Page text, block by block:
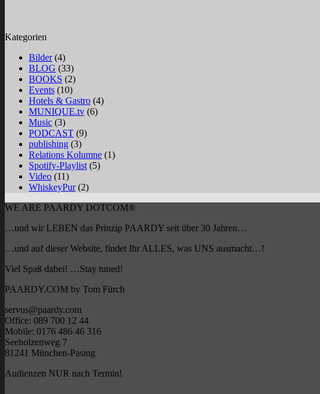
Kategorien
Bilder(4)
BLOG (33)
BOOKS (2)
Events (10)
Hotels & Gastro (4)
MUNIQUE.tv (6)
Music (3)
PODCAST (9)
publishing (3)
Relations Kolumne (1)
Spotify-Playlist (5)
Video (11)
WhiskeyPur(2)
WE ARE PAARDY DOTCOM®
…und wir LEBEN das Prinzip PAARDY seit über 30 Jahren…
…und auf dieser Website, findet Ihr ALLES, was UNS ausmacht…!
Viel Spaß dabei! …Stay tuned!
PAARDY.COM by Tom Fürch
servus@paardy.com
Office: 089 700 12 44
Mobile: 0176 486 46 316
Seeholzenweg 7
81241 München-Pasing
Audienzen NUR nach Termin!